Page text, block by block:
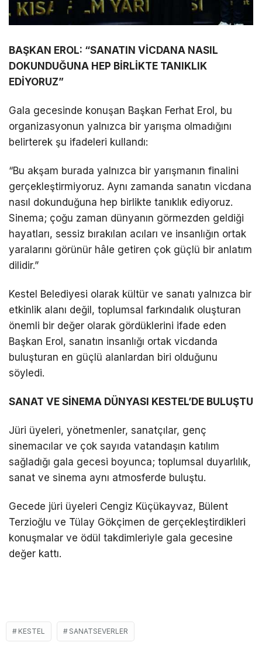
BAŞKAN EROL: “SANATIN VİCDANA NASIL
DOKUNDUĞUNA HEP BİRLİKTE TANIKLIK
EDİYORUZ”
Gala gecesinde konuşan Başkan Ferhat Erol, bu
organizasyonun yalnızca bir yarışma olmadığını
belirterek şu ifadeleri kullandı:
“Bu akşam burada yalnızca bir yarışmanın finalini
gerçekleştirmiyoruz. Aynı zamanda sanatın vicdana
nasıl dokunduğuna hep birlikte tanıklık ediyoruz.
Sinema; çoğu zaman dünyanın görmezden geldiği
hayatları, sessiz bırakılan acıları ve insanlığın ortak
yaralarını görünür hâle getiren çok güçlü bir anlatım
dilidir.”
Kestel Belediyesi olarak kültür ve sanatı yalnızca bir
etkinlik alanı değil, toplumsal farkındalık oluşturan
önemli bir değer olarak gördüklerini ifade eden
Başkan Erol, sanatın insanlığı ortak vicdanda
buluşturan en güçlü alanlardan biri olduğunu
söyledi.
SANAT VE SİNEMA DÜNYASI KESTEL’DE BULUŞTU
Jüri üyeleri, yönetmenler, sanatçılar, genç
sinemacılar ve çok sayıda vatandaşın katılım
sağladığı gala gecesi boyunca; toplumsal duyarlılık,
sanat ve sinema aynı atmosferde buluştu.
Gecede jüri üyeleri Cengiz Küçükayvaz, Bülent
Terzioğlu ve Tülay Gökçimen de gerçekleştirdikleri
konuşmalar ve ödül takdimleriyle gala gecesine
değer kattı.
KESTEL SANATSEVERLER